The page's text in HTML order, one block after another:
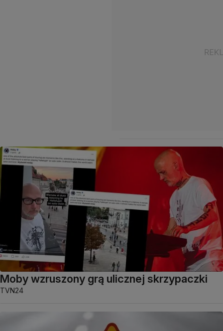
Moby wzruszony grą ulicznej skrzypaczki
TVN24